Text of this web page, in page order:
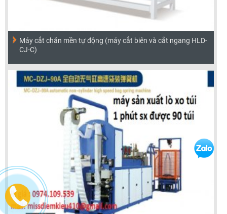
Máy cắt chăn mền tự động (máy cắt biên và cắt ngang HLD-
CJ-C)